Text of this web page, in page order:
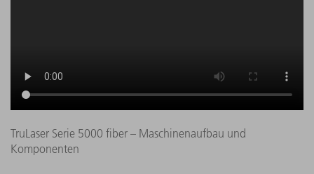
TruLaser Serie 5000 fiber – Maschinenaufbau und
Komponenten